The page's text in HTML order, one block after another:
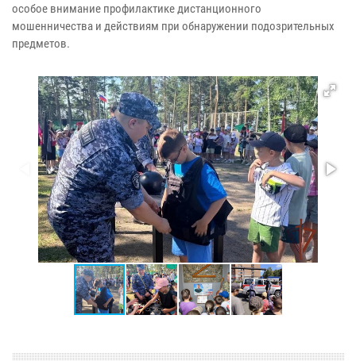
особое внимание профилактике дистанционного
мошенничества и действиям при обнаружении подозрительных
предметов.